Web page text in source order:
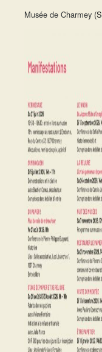
Musée de Charmey